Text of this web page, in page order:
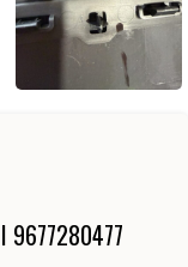
9677280477